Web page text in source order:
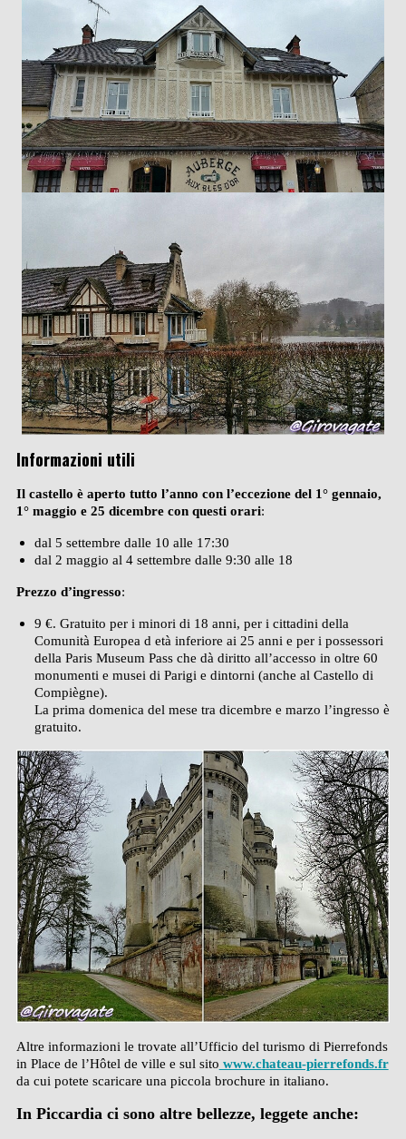
Informazioni utili
Il castello è aperto tutto l’anno con l’eccezione del 1° gennaio,
1° maggio e 25 dicembre con questi orari:
dal 5 settembre dalle 10 alle 17:30
dal 2 maggio al 4 settembre dalle 9:30 alle 18
Prezzo d’ingresso:
9 €. Gratuito per i minori di 18 anni, per i cittadini della
Comunità Europea d età inferiore ai 25 anni e per i possessori
della Paris Museum Pass che dà diritto all’accesso in oltre 60
monumenti e musei di Parigi e dintorni (anche al Castello di
Compiègne).
La prima domenica del mese tra dicembre e marzo l’ingresso è
gratuito.
Altre informazioni le trovate all’Ufficio del turismo di Pierrefonds
in Place de l’Hôtel de ville e sul sito www.chateau-pierrefonds.fr
da cui potete scaricare una piccola brochure in italiano.
In Piccardia ci sono altre bellezze, leggete anche: